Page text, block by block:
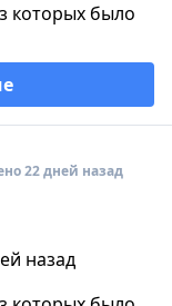
которых было
22 дней назад
назад